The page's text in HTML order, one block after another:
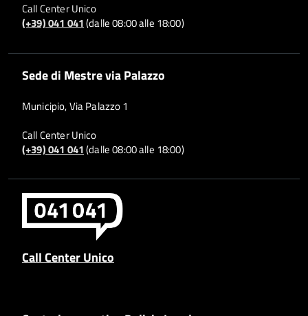
Call Center Unico
(+39) 041 041(dalle 08:00 alle 18:00)
Sede di Mestre via Palazzo
Municipio, Via Palazzo 1
Call Center Unico
(+39) 041 041(dalle 08:00 alle 18:00)
Call Center Unico